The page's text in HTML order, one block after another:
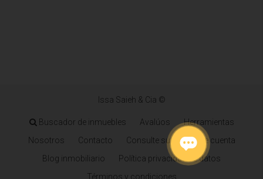
Issa Saieh & Cia ©
Buscador de inmuebles Avalúos
Herramientas
Nosotros
Contacto
Consulte su estado de cuenta
Blog inmobiliario
Política privacidad de datos
Términos y condiciones